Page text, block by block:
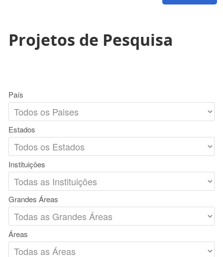
Projetos de Pesquisa
País
Estados
Instituições
Grandes Áreas
Áreas